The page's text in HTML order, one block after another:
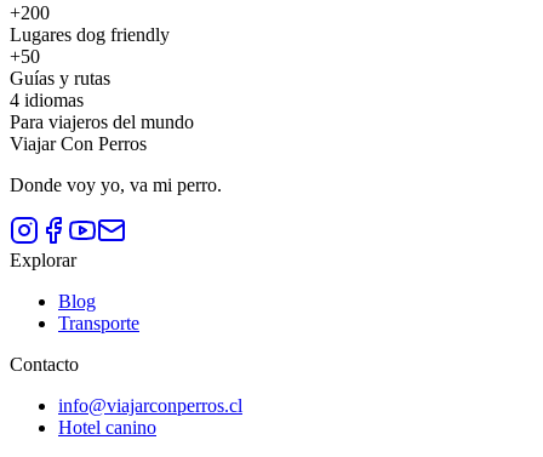
+200
Lugares dog friendly
+50
Guías y rutas
4 idiomas
Para viajeros del mundo
Viajar Con Perros
Donde voy yo, va mi perro.
Explorar
Blog
Transporte
Contacto
info@viajarconperros.cl
Hotel canino